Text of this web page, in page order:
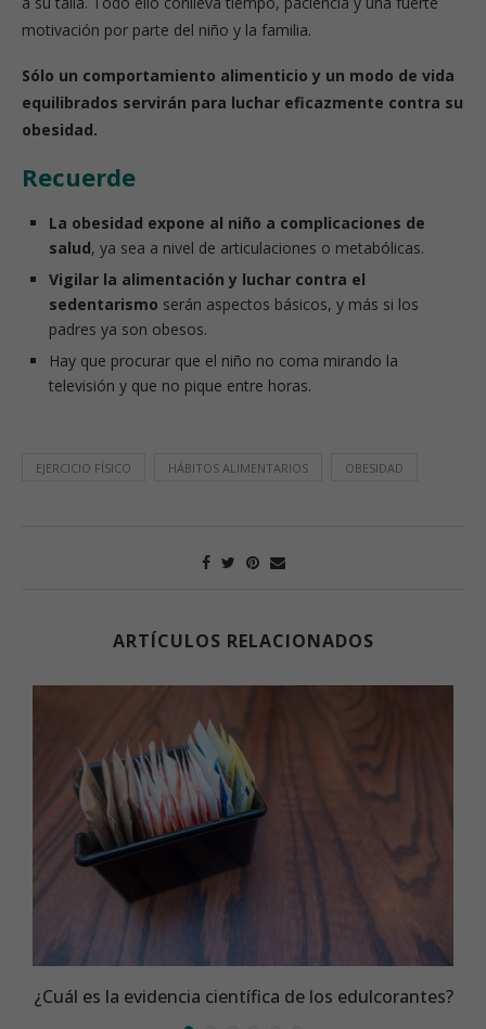
motivación por parte del niño y la familia.
Sólo un comportamiento alimenticio y un modo de vida
equilibrados servirán para luchar eficazmente contra su
obesidad.
Recuerde
La obesidad expone al niño a complicaciones de
salud, ya sea a nivel de articulaciones o metabólicas.
Vigilar la alimentación y luchar contra el
sedentarismo serán aspectos básicos, y más si los
padres ya son obesos.
Hay que procurar que el niño no coma mirando la
televisión y que no pique entre horas.
EJERCICIO FÍSICO HÁBITOS ALIMENTARIOS OBESIDAD
ARTÍCULOS RELACIONADOS
¿Cuál es la evidencia científica de los edulcorantes?